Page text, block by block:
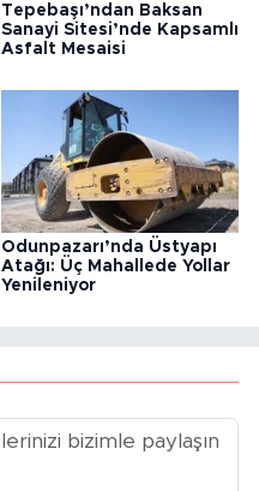
Tepebaşı’ndan Baksan
Sanayi Sitesi’nde Kapsamlı
Asfalt Mesaisi
Odunpazarı’nda Üstyapı
Atağı: Üç Mahallede Yollar
Yenileniyor